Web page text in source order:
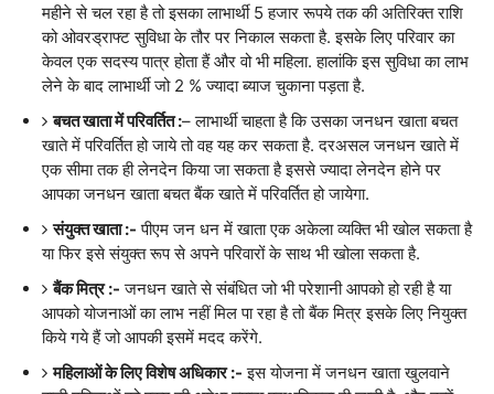
महीने से चल रहा है तो इसका लाभार्थी 5 हजार रूपये तक की अतिरिक्त राशि
को ओवरड्राफ्ट सुविधा के तौर पर निकाल सकता है. इसके लिए परिवार का
केवल एक सदस्य पात्र होता हैं और वो भी महिला. हालांकि इस सुविधा का लाभ
लेने के बाद लाभार्थी जो 2 % ज्यादा ब्याज चुकाना पड़ता है.
बचत खाता में परिवर्तित :– लाभार्थी चाहता है कि उसका जनधन खाता बचत
खाते में परिवर्तित हो जाये तो वह यह कर सकता है. दरअसल जनधन खाते में
एक सीमा तक ही लेनदेन किया जा सकता है इससे ज्यादा लेनदेन होने पर
आपका जनधन खाता बचत बैंक खाते में परिवर्तित हो जायेगा.
संयुक्त खाता :- पीएम जन धन में खाता एक अकेला व्यक्ति भी खोल सकता है
या फिर इसे संयुक्त रूप से अपने परिवारों के साथ भी खोला सकता है.
बैंक मित्र :- जनधन खाते से संबंधित जो भी परेशानी आपको हो रही है या
आपको योजनाओं का लाभ नहीं मिल पा रहा है तो बैंक मित्र इसके लिए नियुक्त
किये गये हैं जो आपकी इसमें मदद करेंगे.
महिलाओं के लिए विशेष अधिकार :- इस योजना में जनधन खाता खुलवाने